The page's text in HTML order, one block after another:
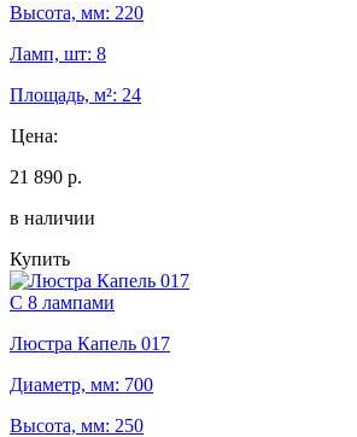
Высота, мм: 220
Ламп, шт: 8
Площадь, м²: 24
Цена:
21 890 р.
в наличии
Купить
С 8 лампами
Люстра Капель 017
Диаметр, мм: 700
Высота, мм: 250